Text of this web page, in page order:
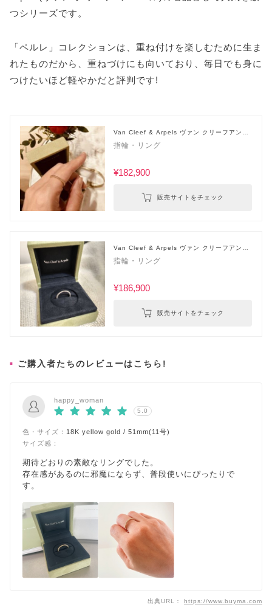
つシリーズです。
「ペルレ」コレクションは、重ね付けを楽しむために生ま
れたものだから、重ねづけにも向いており、毎日でも身に
つけたいほど軽やかだと評判です!
Van Cleef & Arpels ヴァン クリーフアンド
アーペル
指輪・リング
¥182,900
販売サイトをチェック
Van Cleef & Arpels ヴァン クリーフアンド
アーペル
指輪・リング
¥186,900
販売サイトをチェック
ご購入者たちのレビューはこちら!
happy_woman
5.0
色・サイズ： 18K yellow gold / 51mm(11号)
サイズ感：
期待どおりの素敵なリングでした。
存在感があるのに邪魔にならず、普段使いにぴったりで
す。
出典URL： https://www.buyma.com